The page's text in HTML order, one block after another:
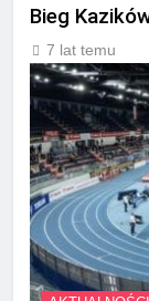
Bieg
7 lat temu